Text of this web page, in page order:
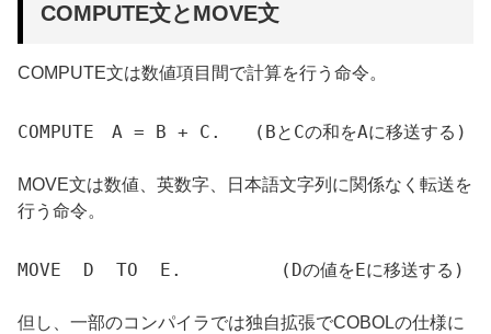
COMPUTE文とMOVE文
COMPUTE文は数値項目間で計算を行う命令。
COMPUTE　A = B + C.   (BとCの和をAに移送する)
MOVE文は数値、英数字、日本語文字列に関係なく転送を
行う命令。
MOVE  D  TO  E.         (Dの値をEに移送する)
但し、一部のコンパイラでは独自拡張でCOBOLの仕様に